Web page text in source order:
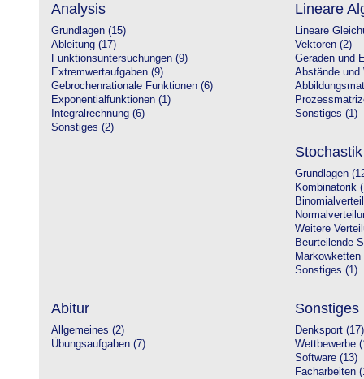
Analysis
Grundlagen (15)
Ableitung (17)
Funktionsuntersuchungen (9)
Extremwertaufgaben (9)
Gebrochenrationale Funktionen (6)
Exponentialfunktionen (1)
Integralrechnung (6)
Sonstiges (2)
Lineare
Lineare
Vektoren (2)
Geraden und
Abstände und
Sonstiges (1)
Stochastik
Grundlagen
Kombinatorik
Weitere
Beurteilende
Markowketten
Sonstiges (1)
Abitur
Allgemeines (2)
Übungsaufgaben (7)
Sonstiges
Denksport (17)
Wettbewerbe
Software (13)
Facharbeiten